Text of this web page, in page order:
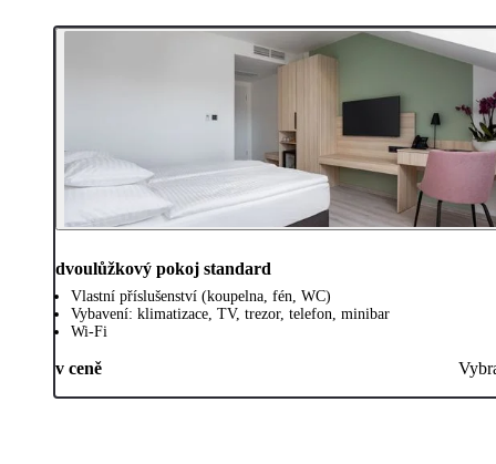
dvoulůžkový pokoj standard
Vlastní příslušenství (koupelna, fén, WC)
Vybavení: klimatizace, TV, trezor, telefon, minibar
Wi-Fi
v ceně